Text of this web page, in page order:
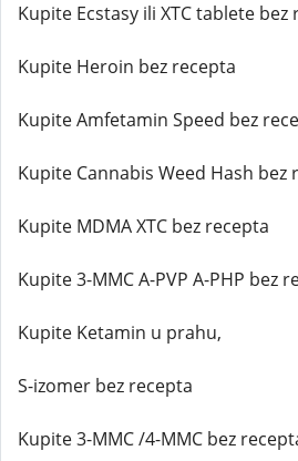
Kupite Ecstasy ili XTC tablete bez
Kupite Heroin bez recepta
Kupite Amfetamin Speed bez
Kupite Cannabis Weed Hash bez
Kupite MDMA XTC bez recepta
Kupite 3-MMC A-PVP A-PHP bez
Kupite Ketamin u prahu,
S-izomer bez recepta
Kupite 3-MMC /4-MMC bez